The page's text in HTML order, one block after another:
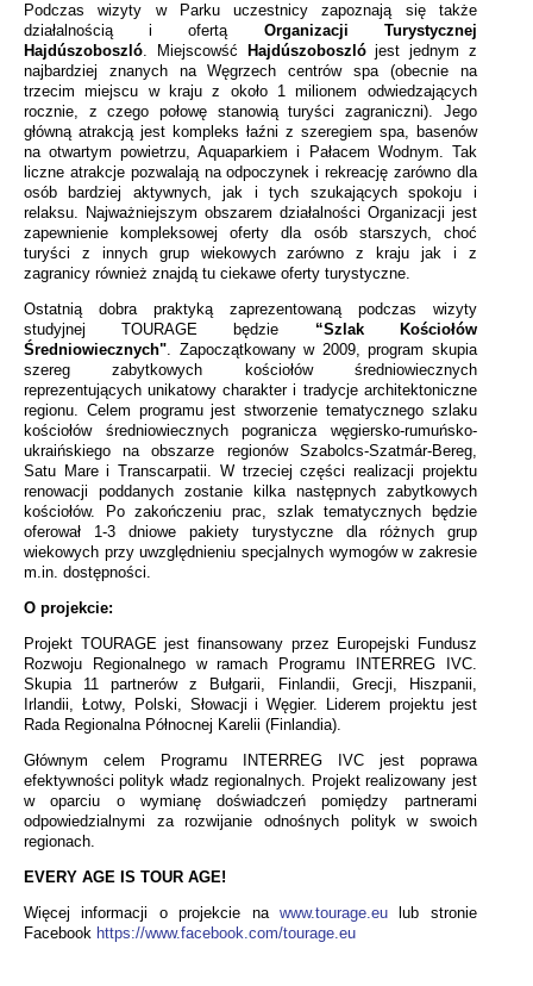
Podczas wizyty w Parku uczestnicy zapoznają się także
działalnością i ofertą Organizacji Turystycznej
Hajdúszoboszló. Miejscowść Hajdúszoboszlójest jednym z
najbardziej znanych na Węgrzech centrów spa (obecnie na
trzecim miejscu w kraju z około 1 milionem odwiedzających
rocznie, z czego połowę stanowią turyści zagraniczni). Jego
główną atrakcją jest kompleks łaźni z szeregiem spa, basenów
na otwartym powietrzu, Aquaparkiem i Pałacem Wodnym. Tak
liczne atrakcje pozwalają na odpoczynek i rekreację zarówno dla
osób bardziej aktywnych, jak i tych szukających spokoju i
relaksu. Najważniejszym obszarem działalności Organizacji jest
zapewnienie kompleksowej oferty dla osób starszych, choć
turyści z innych grup wiekowych zarówno z kraju jak i z
zagranicy również znajdą tu ciekawe oferty turystyczne.
Ostatnią dobra praktyką zaprezentowaną podczas wizyty
studyjnej TOURAGE będzie “Szlak Kościołów
Średniowiecznych". Zapoczątkowany w 2009, program skupia
szereg zabytkowych kościołów średniowiecznych
reprezentujących unikatowy charakter i tradycje architektoniczne
regionu. Celem programu jest stworzenie tematycznego szlaku
kościołów średniowiecznych pogranicza węgiersko-rumuńsko-
ukraińskiego na obszarze regionów Szabolcs-Szatmár-Bereg,
Satu Mare i Transcarpatii. W trzeciej części realizacji projektu
renowacji poddanych zostanie kilka następnych zabytkowych
kościołów. Po zakończeniu prac, szlak tematycznych będzie
oferował 1-3 dniowe pakiety turystyczne dla różnych grup
wiekowych przy uwzględnieniu specjalnych wymogów w zakresie
m.in. dostępności.
O projekcie:
Projekt TOURAGE jest finansowany przez Europejski Fundusz
Rozwoju Regionalnego w ramach Programu INTERREG IVC.
Skupia 11 partnerów z Bułgarii, Finlandii, Grecji, Hiszpanii,
Irlandii, Łotwy, Polski, Słowacji i Węgier. Liderem projektu jest
Rada Regionalna Północnej Karelii (Finlandia).
Głównym celem Programu INTERREG IVC jest poprawa
efektywności polityk władz regionalnych. Projekt realizowany jest
w oparciu o wymianę doświadczeń pomiędzy partnerami
odpowiedzialnymi za rozwijanie odnośnych polityk w swoich
regionach.
EVERY AGE IS TOUR AGE!
Więcej informacji o projekcie na www.tourage.eu lub stronie
Facebook https://www.facebook.com/tourage.eu